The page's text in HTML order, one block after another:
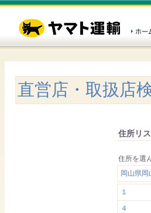
直営店・取扱店
住所リ
住所を選
岡山県
１
４